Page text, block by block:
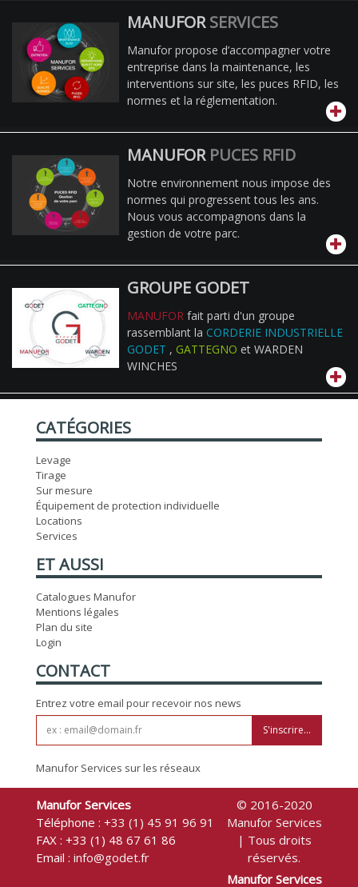
MANUFORSERVICES
Manufor propose d’accompagner votre
entreprise dans la maintenance, les
interventions sur site, les puces RFID, les
normes et la réglementation.
MANUFOR PUCES RFID
Notre environnement nous impose des
normes qui progressent tous les ans.
Nous vous accompagnons dans la
gestion de votre parc.
GROUPE GODET
MANUFORfait parti d'un groupe
rassemblant la CORDERIE INDUSTRIELLE
GODET , GATTEGNO et WARDEN
WINCHES
CATÉGORIES
Levage
Tirage
Sur mesure
Équipement de protection individuelle
Locations
Services
ET AUSSI
Catalogues Manufor
Mentions légales
Plan du site
Login
CONTACT
Entrez votre email pour recevoir nos news
S'inscrire...
Manufor Services sur les réseaux
Manufor Services
Téléphone : +33 (1) 45 91 96 91
FAX : +33 (1) 48 67 61 86
Email : info@godet.fr
Manufor Services
© 2016-2020
Manufor Services
| Tous droits
réservés.